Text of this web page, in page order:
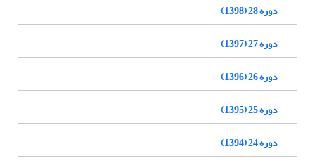
دوره 28 (1398)
دوره 27 (1397)
دوره 26 (1396)
دوره 25 (1395)
دوره 24 (1394)